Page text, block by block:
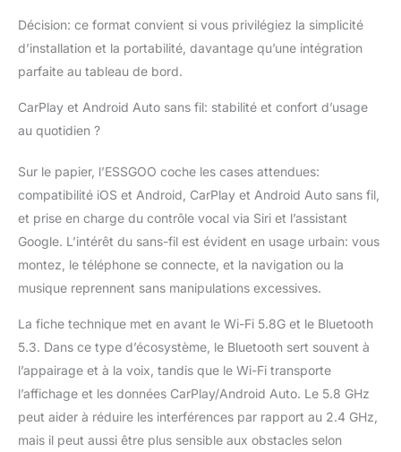
l'enregistrement type
dashcam. Aucune
caméra de recul est un
parfaitement sans elle)
Écran tactile HD 7
pouces pour voiture
avec fonction Mirror
car play voiture
Bluetooth portable
4,37 pouces × 0,98
pouce (L x P x H).
Compatible avec la
fonction Mirror Link, il
se connecte aux
smartphones Android
et iOS et dispose d’un
Décision: ce format convient si vous privilégiez la simplicité
d’installation et la portabilité, davantage qu’une intégration
parfaite au tableau de bord.
CarPlay et Android Auto sans fil: stabilité et confort d’usage
au quotidien ?
Sur le papier, l’ESSGOO coche les cases attendues:
compatibilité iOS et Android, CarPlay et Android Auto sans fil,
et prise en charge du contrôle vocal via Siri et l’assistant
Google. L’intérêt du sans-fil est évident en usage urbain: vous
montez, le téléphone se connecte, et la navigation ou la
musique reprennent sans manipulations excessives.
La fiche technique met en avant le Wi-Fi 5.8G et le Bluetooth
5.3. Dans ce type d’écosystème, le Bluetooth sert souvent à
l’appairage et à la voix, tandis que le Wi-Fi transporte
l’affichage et les données CarPlay/Android Auto. Le 5.8 GHz
peut aider à réduire les interférences par rapport au 2.4 GHz,
mais il peut aussi être plus sensible aux obstacles selon